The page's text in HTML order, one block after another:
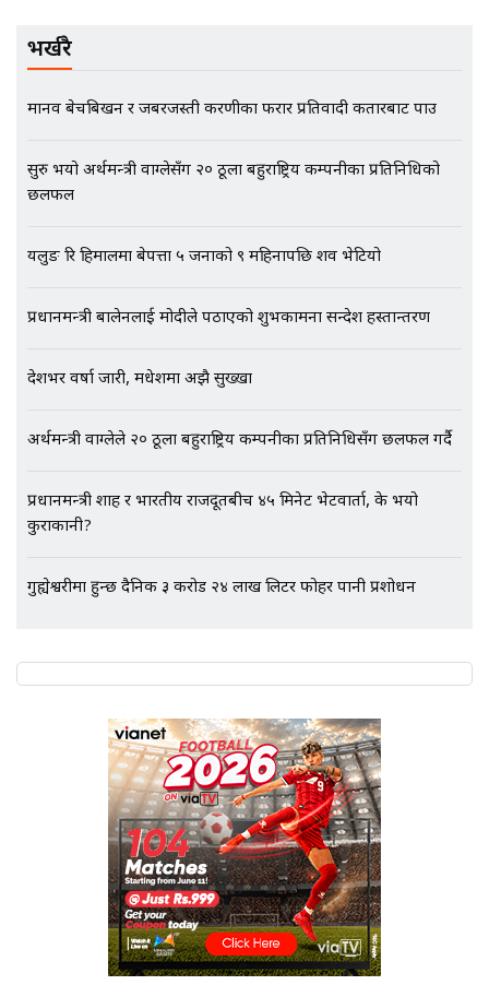
गोप्य अडियो र म्यासेज, गृह मन्त्रालय
अर्ब बढी घुस!|| SIDHAKURA ||
एभरेष्ट अस्पताल फलोअपः CCTV फुटेज
गायब || Everest Hospital
SIDHAKURA |
भर्खरै
मानव बेचबिखन र जबरजस्ती करणीका फरार प्रतिवादी कतारबाट पक्राउ
सुरु भयो अर्थमन्त्री वाग्लेसँग २० ठूला बहुराष्ट्रिय कम्पनीका प्रतिनिधिको
छलफल
यलुङ रि हिमालमा बेपत्ता ५ जनाको ९ महिनापछि शव भेटियो
प्रधानमन्त्री बालेनलाई मोदीले पठाएको शुभकामना सन्देश हस्तान्तरण
देशभर वर्षा जारी, मधेशमा अझै सुख्खा
अर्थमन्त्री वाग्लेले २० ठूला बहुराष्ट्रिय कम्पनीका प्रतिनिधिसँग छलफल गर्दै
प्रधानमन्त्री शाह र भारतीय राजदूतबीच ४५ मिनेट भेटवार्ता, के भयो
कुराकानी?
गुह्येश्वरीमा हुन्छ दैनिक ३ करोड २४ लाख लिटर फोहर पानी प्रशोधन